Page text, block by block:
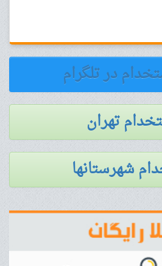
در تلگرام
تهران
شهرستانها